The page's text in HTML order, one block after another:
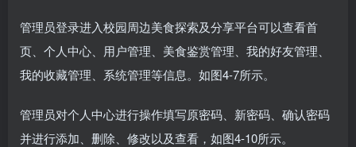
管理员登录进入校园周边美食探索及分享平台可以查看首
页、个人中心、用户管理、美食鉴赏管理、我的好友管理、
我的收藏管理、系统管理等信息。如图4-7所示。
管理员对个人中心进行操作填写原密码、新密码、确认密码
并进行添加、删除、修改以及查看，如图4-10所示。